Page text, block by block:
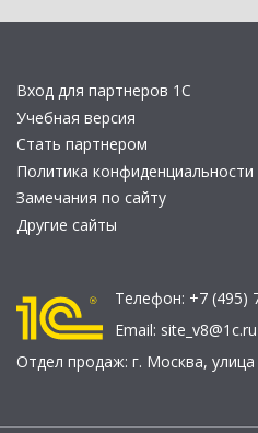
Вход для партнеров 1С
Учебная версия
Стать партнером
Политика конфиденциальности
Замечания по сайту
Другие сайты
Телефон: +7 (495)
Email: site_v8@1c.ru
Отдел продаж: г. Москва,